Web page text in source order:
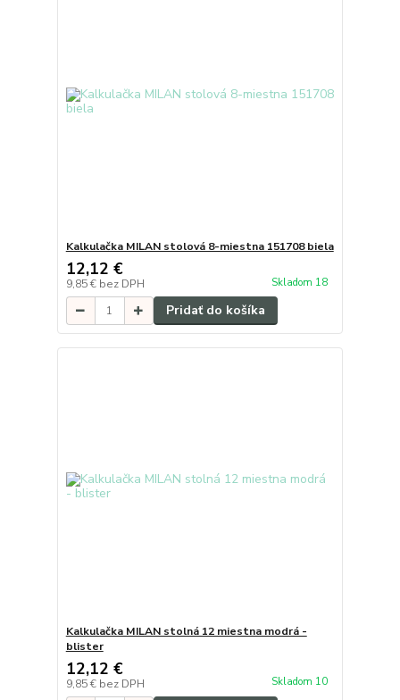
Kalkulačka MILAN stolová 8-miestna 151708 biela
12,12 €
9,85 € bez DPH Skladom 18
Pridať do košíka
Kalkulačka MILAN stolná 12 miestna modrá -
blister
12,12 €
9,85 € bez DPH Skladom 10